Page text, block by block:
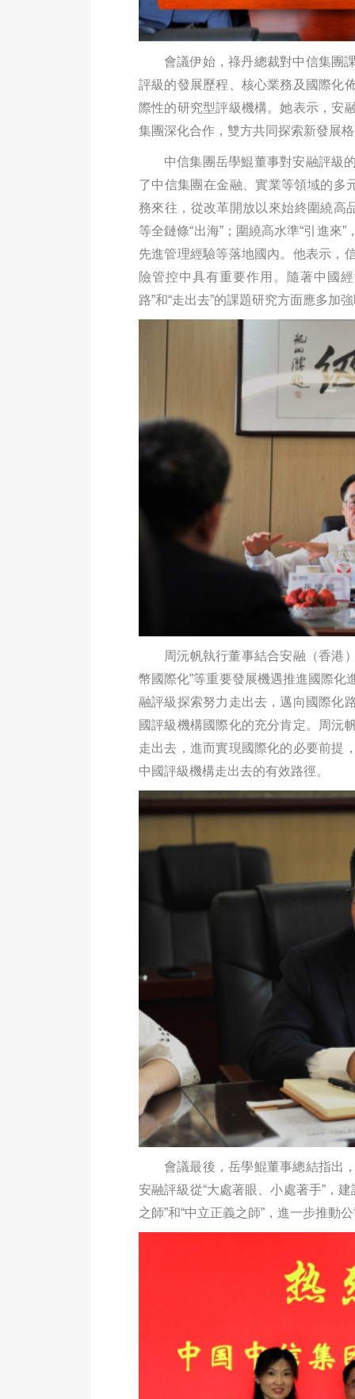
會議伊始，祿丹總裁對中信集團
評級的發展歷程、核心業務及國際化
際性的研究型評級機構。她表示，安
集團深化合作，雙方共同探索新發展
中信集團岳學鯤董事對安融評級
了中信集團在金融、實業等領域的多
務來往，從改革開放以來始終圍繞高
等全鏈條“出海”；圍繞高水準“引進來
先進管理經驗等落地國內。他表示，
險管控中具有重要作用。隨著中國
路”和“走出去”的課題研究方面應多加
周沅帆執行董事結合安融（香港
幣國際化”等重要發展機遇推進國際
融評級探索努力走出去，邁向國際化
國評級機構國際化的充分肯定。周沅
走出去，進而實現國際化的必要前提
中國評級機構走出去的有效路徑。
會議最後，岳學鯤董事總結指出
安融評級從“大處著眼、小處著手”，建
之師”和“中立正義之師”，進一步推動